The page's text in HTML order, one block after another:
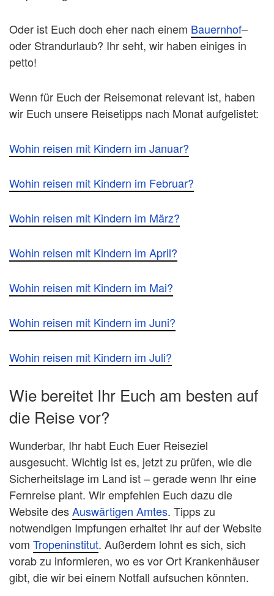
Oder ist Euch doch eher nach einem Bauernhof–
oder Strandurlaub? Ihr seht, wir haben einiges in
petto!
Wenn für Euch der Reisemonat relevant ist, haben
wir Euch unsere Reisetipps nach Monat aufgelistet:
Wohin reisen mit Kindern im Januar?
Wohin reisen mit Kindern im Februar?
Wohin reisen mit Kindern im März?
Wohin reisen mit Kindern im April?
Wohin reisen mit Kindern im Mai?
Wohin reisen mit Kindern im Juni?
Wohin reisen mit Kindern im Juli?
Wie bereitet Ihr Euch am besten auf
die Reise vor?
Wunderbar, Ihr habt Euch Euer Reiseziel
ausgesucht. Wichtig ist es, jetzt zu prüfen, wie die
Sicherheitslage im Land ist – gerade wenn Ihr eine
Fernreise plant. Wir empfehlen Euch dazu die
Website desAuswärtigen Amtes. Tipps zu
notwendigen Impfungen erhaltet Ihr auf der Website
vom Tropeninstitut. Außerdem lohnt es sich, sich
vorab zu informieren, wo es vor Ort Krankenhäuser
gibt, die wir bei einem Notfall aufsuchen könnten.